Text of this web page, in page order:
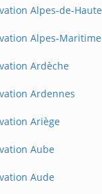
Alpes-de-
Alpes-
Ardèche
Ardennes
Ariège
Aube
Aude